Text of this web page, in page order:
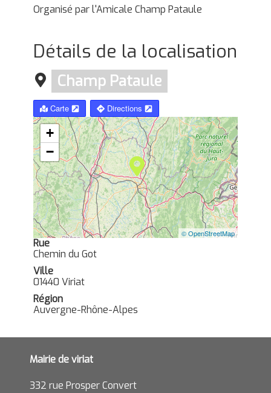
Organisé par l'Amicale Champ Pataule
Détails de la localisation
Champ Pataule
Carte Directions
+
−
© OpenStreetMap
Rue
Chemin du Got
Ville
01440 Viriat
Région
Auvergne-Rhône-Alpes
Mairie de viriat
332 rue Prosper Convert